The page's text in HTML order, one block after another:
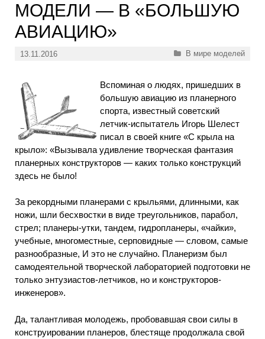
МОДЕЛИ — В «БОЛЬШУЮ
АВИАЦИЮ»
13.11.2016 Рубрики
В мире моделей
Вспоминая о людях, пришедших в
большую авиацию из планерного
спорта, известный советский
летчик-испытатель Игорь Шелест
писал в своей книге «С крыла на
крыло»: «Вызывала удивление творческая фантазия
планерных конструкторов — каких только конструкций
здесь не было!
За рекордными планерами с крыльями, длинными, как
ножи, шли бесхвостки в виде треугольников, парабол,
стрел; планеры-утки, тандем, гидропланеры, «чайки»,
учебные, многоместные, серповидные — словом, самые
разнообразные, И это не случайно. Планеризм был
самодеятельной творческой лабораторией подготовки не
только энтузиастов-летчиков, но и конструкторов-
инженеров».
Да, талантливая молодежь, пробовавшая свои силы в
конструировании планеров, блестяще продолжала свой